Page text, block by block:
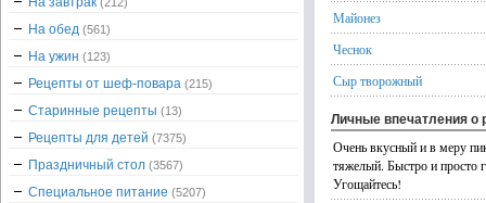
Майонез
Чеснок
Сыр творожный
Личные впечатления о
Очень вкусный и в меру
тяжелый. Быстро и просто
Угощайтесь!
На обед (561)
На ужин (123)
Рецепты от шеф-повара (215)
Старинные рецепты (13)
Рецепты для детей (7375)
Праздничный стол (3567)
Специальное питание (5207)